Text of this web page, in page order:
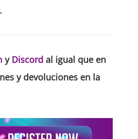
y Discord al igual que en
y devoluciones en la